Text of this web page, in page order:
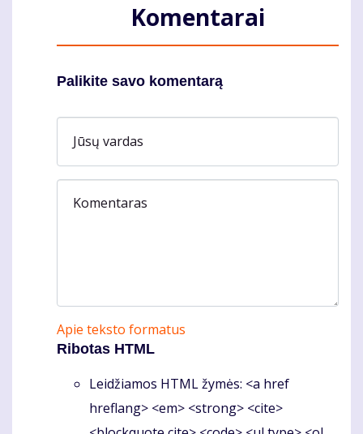
Komentarai
Palikite savo komentarą
Jūsų vardas
Komentaras
Apie teksto formatus
Ribotas HTML
Leidžiamos HTML žymės: <a href
hreflang> <em> <strong> <cite>